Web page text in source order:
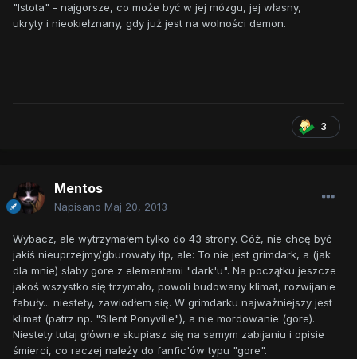
"Istota" - najgorsze, co może być w jej mózgu, jej własny,
ukryty i nieokiełznany, gdy już jest na wolności demon.
3
Mentos
Napisano Maj 20, 2013
Wybacz, ale wytrzymałem tylko do 43 strony. Cóż, nie chcę być
jakiś nieuprzejmy/gburowaty itp, ale: To nie jest grimdark, a (jak
dla mnie) słaby gore z elementami "dark'u". Na początku jeszcze
jakoś wszystko się trzymało, powoli budowany klimat, rozwijanie
fabuły... niestety, zawiodłem się. W grimdarku najważniejszy jest
klimat (patrz np. "Silent Ponyville"), a nie mordowanie (gore).
Niestety tutaj głównie skupiasz się na samym zabijaniu i opisie
śmierci, co raczej należy do fanfic'ów typu "gore".